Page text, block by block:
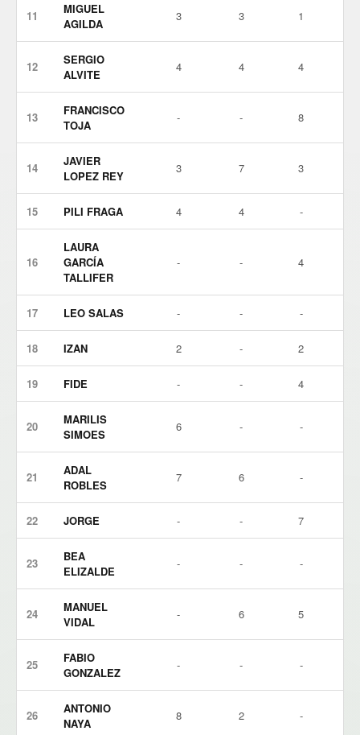
11
MIGUEL
AGILDA
3 3 1
12
SERGIO
ALVITE
4 4 4
13
FRANCISCO
TOJA
- - 8
14
JAVIER
LOPEZ REY
3 7 3
15 PILI FRAGA 4 4 -
16
LAURA
GARCÍA
TALLIFER
- - 4
17 LEO SALAS - - -
18 IZAN 2 - 2
19 FIDE - - 4
20
MARILIS
SIMOES
6 - -
21
ADAL
ROBLES
7 6 -
22 JORGE - - 7
23
BEA
ELIZALDE
- - -
24
MANUEL
VIDAL
- 6 5
25
FABIO
GONZALEZ
- - -
26
ANTONIO
NAYA
8 2 -